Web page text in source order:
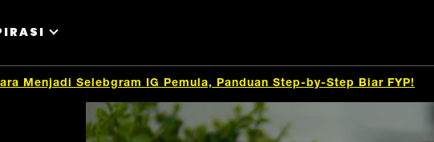
Menjadi Selebgram IG Pemula, Panduan Step-by-Step Biar FYP!